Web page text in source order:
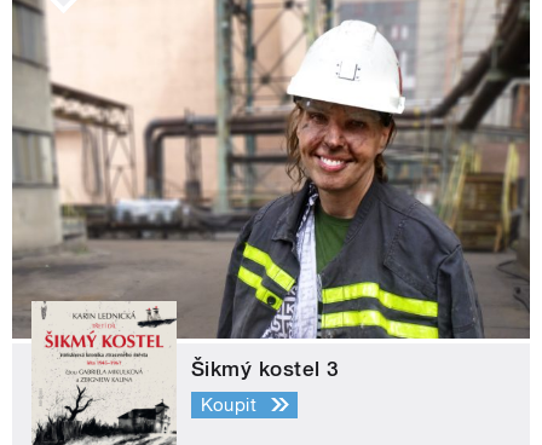
Šikmý kostel 3
Koupit